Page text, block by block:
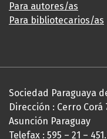
Para autores/as
Para bibliotecarios/as
Sociedad Paraguaya
Dirección : Cerro Corá
Asunción Paraguay
Telefax : 595 – 21 –